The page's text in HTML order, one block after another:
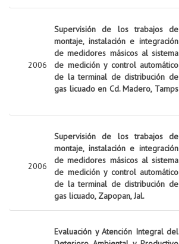
2006
Supervisión de los trabajos de
montaje, instalación e integración
de medidores másicos al sistema
de medición y control automático
de la terminal de distribución de
gas licuado en Cd. Madero, Tamps
2006
Supervisión de los trabajos de
montaje, instalación e integración
de medidores másicos al sistema
de medición y control automático
de la terminal de distribución de
gas licuado, Zapopan, Jal.
Evaluación y Atención Integral del